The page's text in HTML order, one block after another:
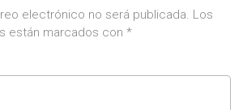
electrónico no será publicada. Los
están marcados con *